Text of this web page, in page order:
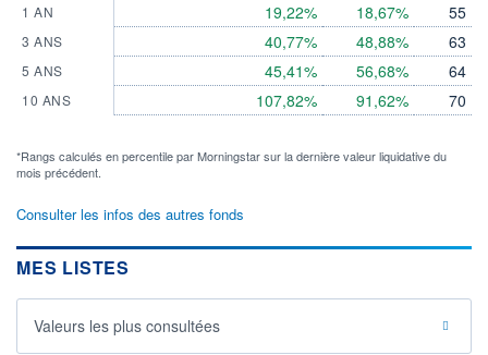
1 AN
3 ANS
5 ANS
10 ANS
19,22%
40,77%
45,41%
107,82%
18,67%
48,88%
56,68%
91,62%
55
63
64
70
*Rangs calculés en percentile par Morningstar sur la dernière valeur liquidative du
mois précédent.
Consulter les infos des autres fonds
MES LISTES
Valeurs les plus consultées